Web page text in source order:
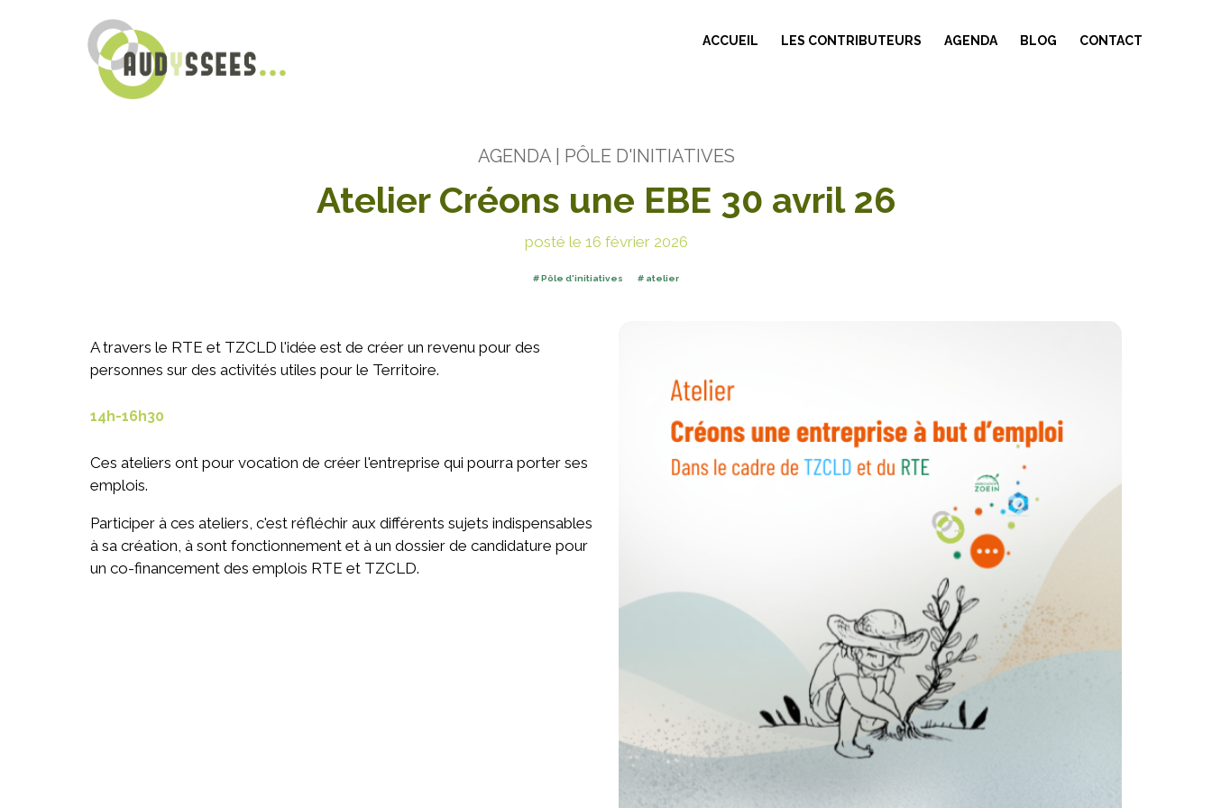
ACCUEIL LES CONTRIBUTEURS AGENDA BLOG CONTACT
AGENDA| PÔLE D'INITIATIVES
Atelier Créons une EBE 30 avril 26
posté le 16 février 2026
Pôle d'initiatives atelier
A travers le RTE et TZCLD l'idée est de créer un revenu pour des
personnes sur des activités utiles pour le Territoire.
14h-16h30
Ces ateliers ont pour vocation de créer l'entreprise qui pourra porter ses
emplois.
Participer à ces ateliers, c'est réfléchir aux différents sujets indispensables
à sa création, à sont fonctionnement et à un dossier de candidature pour
un co-financement des emplois RTE et TZCLD.